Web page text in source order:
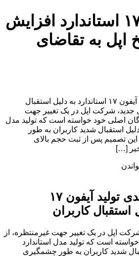
تولید آیفون ۱۷ استاندارد افزایش
اپل به تقاضای
افزایش ۳۰ درصدی تولید آیفون ۱۷ استاندارد به دلیل استقبال
شرکت اپل در یک تغییر جهت
اصلی خود خواسته است که تولید مدل
آیفون ۱۷ را به دلیل استقبال شدید کاربران به طور
تصمیم پس از ثبت حجم بالای
[…]
افزایش ۳۰ درصدی تولید آیفون ۱۷
استقبال کاربران
اپل در یک تغییر جهت غیرمنتظره، از
است که تولید مدل استاندارد
استقبال شدید کاربران به طور چشمگیری